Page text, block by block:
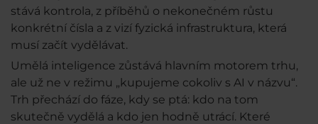
stává kontrola, z příběhů o nekonečném růstu
konkrétní čísla a z vizí fyzická infrastruktura, která
musí začít vydělávat.
Umělá inteligence zůstává hlavním motorem trhu,
ale už ne v režimu „kupujeme cokoliv s AI v názvu“.
Trh přechází do fáze, kdy se ptá: kdo na tom
skutečně vydělá a kdo jen hodně utrácí. Které